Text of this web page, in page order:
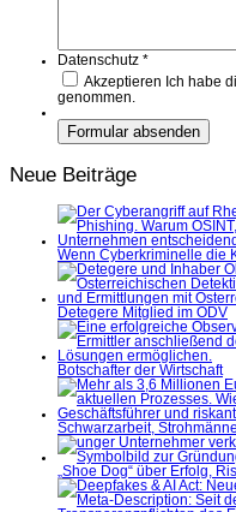
Datenschutz *
Akzeptieren Ich habe
genommen.
Neue Beiträge
Wenn Cyberkriminelle die
Detegere Mitglied im ÖDV
Botschafter der Wirtschaft
Schwarzarbeit,
„Shoe Dog“ über Erfolg,